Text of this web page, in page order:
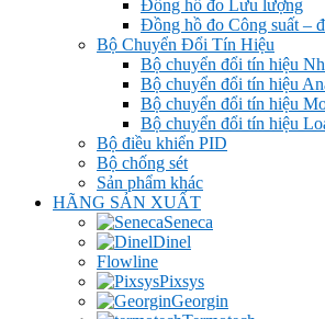
Đồng hồ đo Lưu lượng
Đồng hồ đo Công suất –
Bộ Chuyển Đổi Tín Hiệu
Bộ chuyển đổi tín hiệu
Bộ chuyển đổi tín hiệu
Bộ chuyển đổi tín hiệu
Bộ chuyển đổi tín hiệu
Bộ điều khiển PID
Bộ chống sét
Sản phẩm khác
HÃNG SẢN XUẤT
Seneca
Dinel
Flowline
Pixsys
Georgin